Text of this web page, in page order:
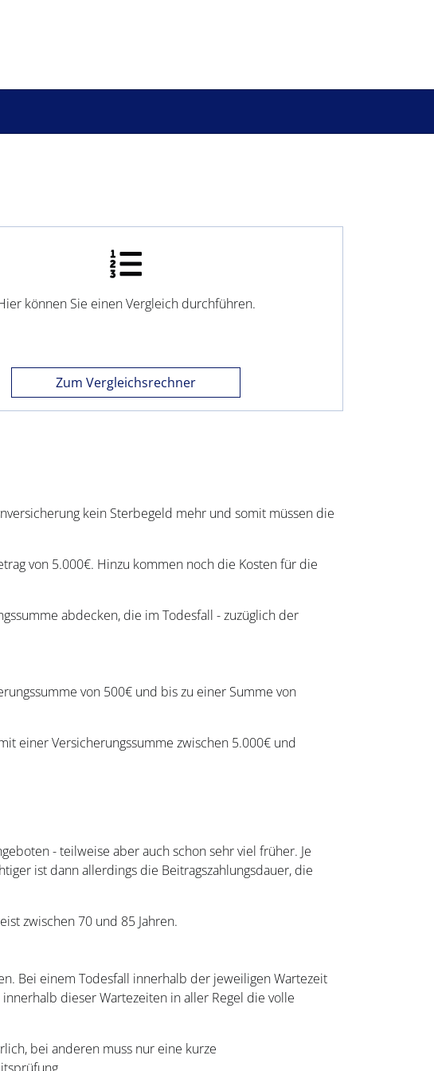
können Sie einen Vergleich durchführen.
Zum Vergleichsrechner
kein Sterbegeld mehr und somit müssen die
von 5.000€. Hinzu kommen noch die Kosten für die
abdecken, die im Todesfall - zuzüglich der
von 500€ und bis zu einer Summe von
einer Versicherungssumme zwischen 5.000€ und
- teilweise aber auch schon sehr viel früher. Je
ist dann allerdings die Beitragszahlungsdauer, die
zwischen 70 und 85 Jahren.
Bei einem Todesfall innerhalb der jeweiligen Wartezeit
dieser Wartezeiten in aller Regel die volle
bei anderen muss nur eine kurze